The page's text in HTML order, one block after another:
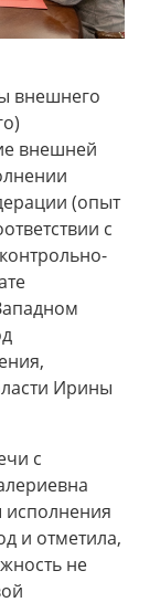
внешнего
внешней
(опыт
с
Ирины
с
исполнения
и отметила,
не